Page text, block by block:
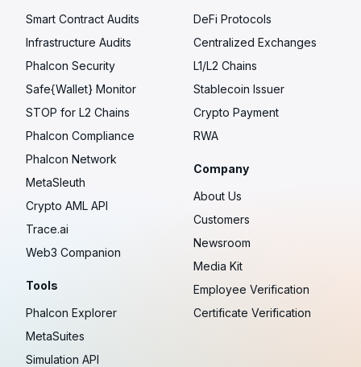
Smart Contract Audits
Infrastructure Audits
Phalcon Security
Safe{Wallet} Monitor
STOP for L2 Chains
Phalcon Compliance
Phalcon Network
MetaSleuth
Crypto AML API
Trace.ai
Web3 Companion
Tools
Phalcon Explorer
MetaSuites
Simulation API
DeFi Protocols
Centralized Exchanges
L1/L2 Chains
Stablecoin Issuer
Crypto Payment
RWA
Company
About Us
Customers
Newsroom
Media Kit
Employee Verification
Certificate Verification